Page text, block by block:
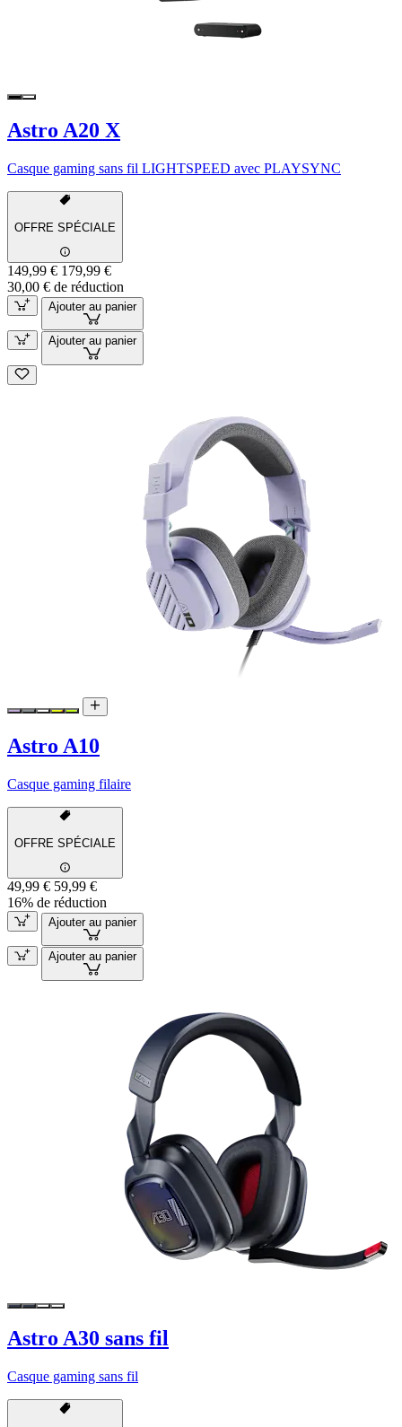
Astro A20 X
Casque gaming sans fil LIGHTSPEED avec PLAYSYNC
OFFRE SPÉCIALE
149,99 € 179,99 €
30,00 € de réduction
Ajouter au panier
Ajouter au panier
Astro A10
Casque gaming filaire
OFFRE SPÉCIALE
49,99 € 59,99 €
16% de réduction
Ajouter au panier
Ajouter au panier
Astro A30 sans fil
Casque gaming sans fil